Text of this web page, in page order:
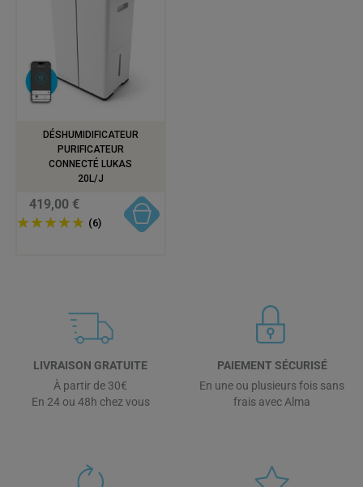
DÉSHUMIDIFICATEUR
PURIFICATEUR
CONNECTÉ LUKAS
20L/J
(6)
419,00 €
LIVRAISON GRATUITE
À partir de 30€
En 24 ou 48h chez vous
PAIEMENT SÉCURISÉ
En une ou plusieurs fois sans
frais avec Alma